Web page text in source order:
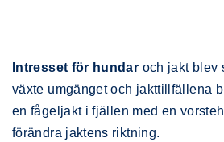
Intresset för hundar och jakt blev
växte umgänget och jakttillfällena
en fågeljakt i fjällen med en
förändra jaktens riktning.